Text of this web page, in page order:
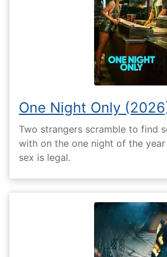
One Night Only
Two strangers scramble to find
with on the one night of the
sex is legal.